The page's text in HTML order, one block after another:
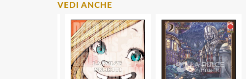
VEDI ANCHE